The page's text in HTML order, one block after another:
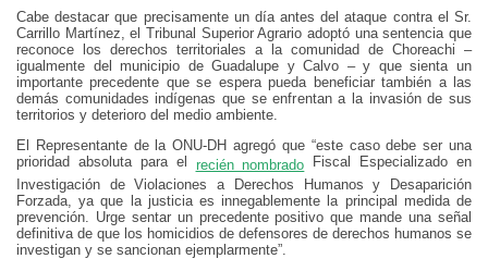
Cabe destacar que precisamente un día antes del ataque contra el Sr.
Carrillo Martínez, el Tribunal Superior Agrario adoptó una sentencia que
reconoce los derechos territoriales a la comunidad de Choreachi –
igualmente del municipio de Guadalupe y Calvo – y que sienta un
importante precedente que se espera pueda beneficiar también a las
demás comunidades indígenas que se enfrentan a la invasión de sus
territorios y deterioro del medio ambiente.
El Representante de la ONU-DH agregó que “este caso debe ser una
prioridad absoluta para el recién nombrado Fiscal Especializado en
Investigación de Violaciones a Derechos Humanos y Desaparición
Forzada, ya que la justicia es innegablemente la principal medida de
prevención. Urge sentar un precedente positivo que mande una señal
definitiva de que los homicidios de defensores de derechos humanos se
investigan y se sancionan ejemplarmente”.